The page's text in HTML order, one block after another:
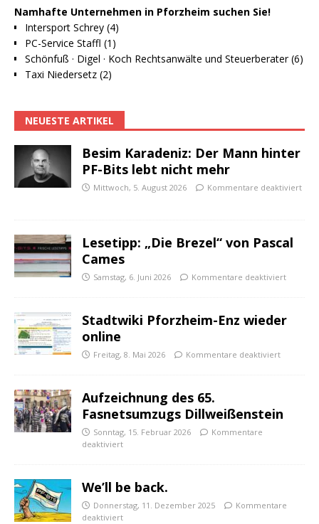
Namhafte Unternehmen in Pforzheim suchen Sie!
Intersport Schrey (4)
PC-Service Staffl (1)
Schönfuß · Digel · Koch Rechtsanwälte und Steuerberater (6)
Taxi Niedersetz (2)
NEUESTE ARTIKEL
Besim Karadeniz: Der Mann hinter
PF-Bits lebt nicht mehr
Mittwoch, 5. August 2026 Kommentare deaktiviert
Lesetipp: „Die Brezel“ von Pascal
Cames
Samstag, 6. Juni 2026 Kommentare deaktiviert
Stadtwiki Pforzheim-Enz wieder
online
Freitag, 8. Mai 2026 Kommentare deaktiviert
Aufzeichnung des 65.
Fasnetsumzugs Dillweißenstein
Sonntag, 15. Februar 2026
Kommentare
deaktiviert
We’ll be back.
Donnerstag, 11. Dezember 2025
Kommentare
deaktiviert